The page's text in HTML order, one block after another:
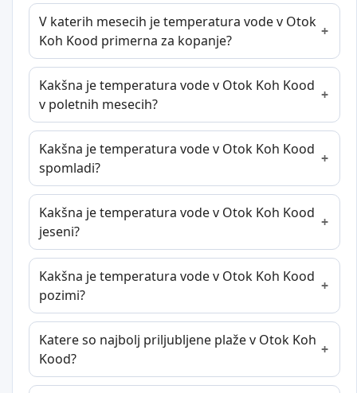
V katerih mesecih je temperatura vode v Otok
Koh Kood primerna za kopanje?
Kakšna je temperatura vode v Otok Koh Kood
v poletnih mesecih?
Kakšna je temperatura vode v Otok Koh Kood
spomladi?
Kakšna je temperatura vode v Otok Koh Kood
jeseni?
Kakšna je temperatura vode v Otok Koh Kood
pozimi?
Katere so najbolj priljubljene plaže v Otok Koh
Kood?